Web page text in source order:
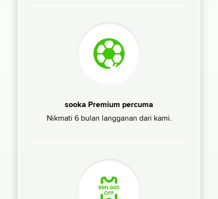
sooka Premium percuma
Nikmati 6 bulan langganan dari kami.